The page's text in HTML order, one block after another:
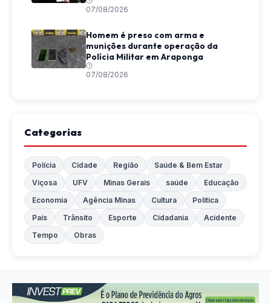
07/08/2026
Homem é preso com arma e
munições durante operação da
Polícia Militar em Araponga
07/08/2026
Categorias
Polícia Cidade Região
Saúde & Bem Estar
Viçosa
UFV Minas Gerais saúde
Educação
Economia
Agência Minas Cultura
Política
País
Trânsito Esporte Cidadania
Acidente
Tempo
Obras